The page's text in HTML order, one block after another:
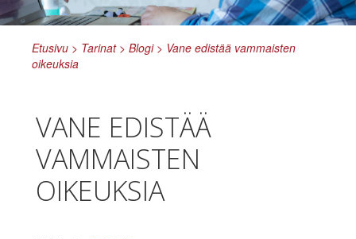
Etusivu > Tarinat> Blogi> Vane edistää vammaisten
oikeuksia
VANE EDISTÄÄ
VAMMAISTEN
OIKEUKSIA